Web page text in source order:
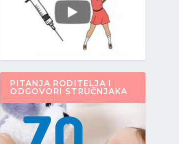
PITANJA RODITELJA I
ODGOVORI STRUČNJAKA